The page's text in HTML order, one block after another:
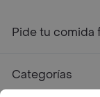
Pide tu comida
Categorías